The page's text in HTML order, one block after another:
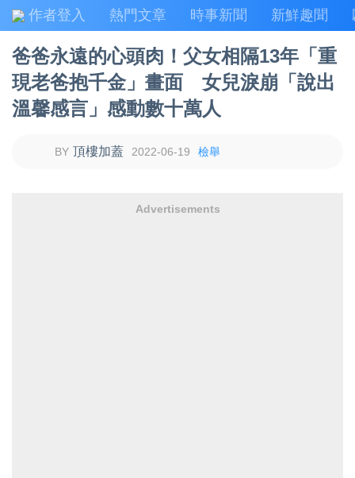
作者登入 熱門文章 時事新聞 新鮮趣聞
爸爸永遠的心頭肉！父女相隔13年「重
現老爸抱千金」畫面 女兒淚崩「說出
溫馨感言」感動數十萬人
頂樓加蓋 2022-06-19 檢舉
Advertisements